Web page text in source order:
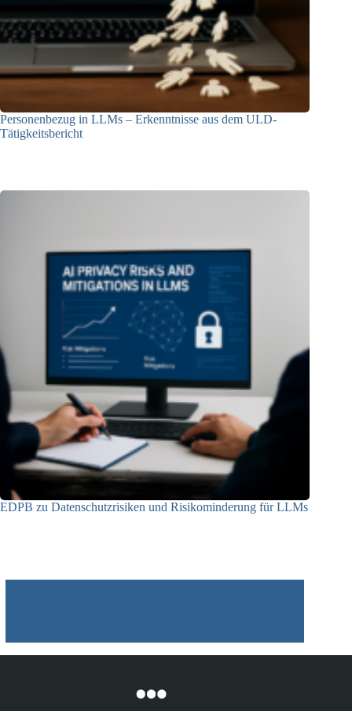
Personenbezug in LLMs – Erkenntnisse aus dem ULD-
Tätigkeitsbericht
EDPB zu Datenschutzrisiken und Risikominderung für LLMs